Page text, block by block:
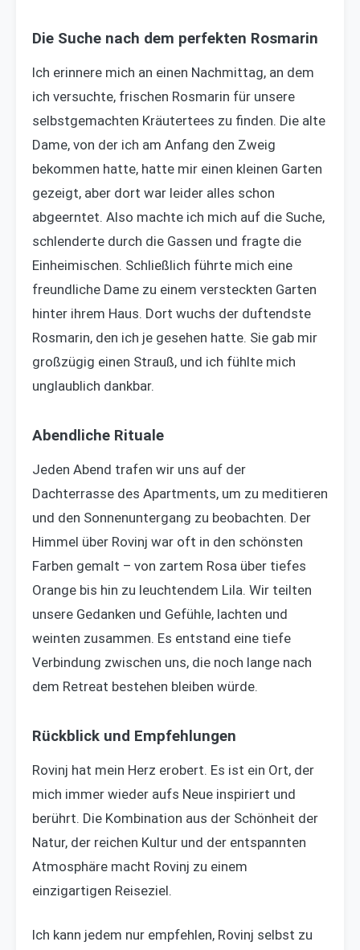
Die Suche nach dem perfekten Rosmarin
Ich erinnere mich an einen Nachmittag, an dem
ich versuchte, frischen Rosmarin für unsere
selbstgemachten Kräutertees zu finden. Die alte
Dame, von der ich am Anfang den Zweig
bekommen hatte, hatte mir einen kleinen Garten
gezeigt, aber dort war leider alles schon
abgeerntet. Also machte ich mich auf die Suche,
schlenderte durch die Gassen und fragte die
Einheimischen. Schließlich führte mich eine
freundliche Dame zu einem versteckten Garten
hinter ihrem Haus. Dort wuchs der duftendste
Rosmarin, den ich je gesehen hatte. Sie gab mir
großzügig einen Strauß, und ich fühlte mich
unglaublich dankbar.
Abendliche Rituale
Jeden Abend trafen wir uns auf der
Dachterrasse des Apartments, um zu meditieren
und den Sonnenuntergang zu beobachten. Der
Himmel über Rovinj war oft in den schönsten
Farben gemalt – von zartem Rosa über tiefes
Orange bis hin zu leuchtendem Lila. Wir teilten
unsere Gedanken und Gefühle, lachten und
weinten zusammen. Es entstand eine tiefe
Verbindung zwischen uns, die noch lange nach
dem Retreat bestehen bleiben würde.
Rückblick und Empfehlungen
Rovinj hat mein Herz erobert. Es ist ein Ort, der
mich immer wieder aufs Neue inspiriert und
berührt. Die Kombination aus der Schönheit der
Natur, der reichen Kultur und der entspannten
Atmosphäre macht Rovinj zu einem
einzigartigen Reiseziel.
Ich kann jedem nur empfehlen, Rovinj selbst zu